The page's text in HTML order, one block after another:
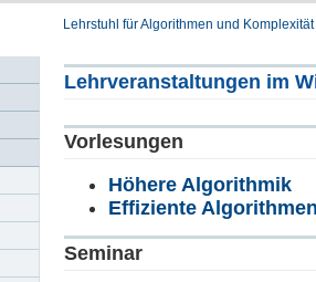
Lehrstuhl für Algorithmen und Komplexität
Lehrveranstaltungen im
Vorlesungen
Höhere Algorithmik
Effiziente
Seminar